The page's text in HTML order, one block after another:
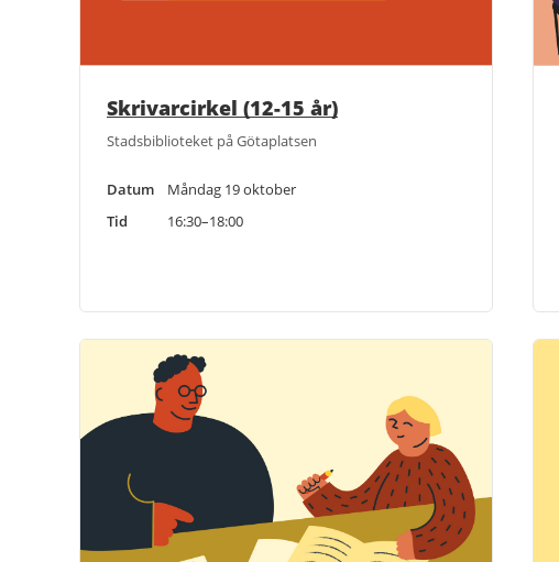
Skrivarcirkel (12-15 år)
Stadsbiblioteket på Götaplatsen
Datum
Måndag 19 oktober
Tid
16:30–18:00